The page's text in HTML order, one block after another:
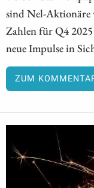
sind Nel-Aktionäre
Zahlen für Q4
neue Impulse in
ZUM